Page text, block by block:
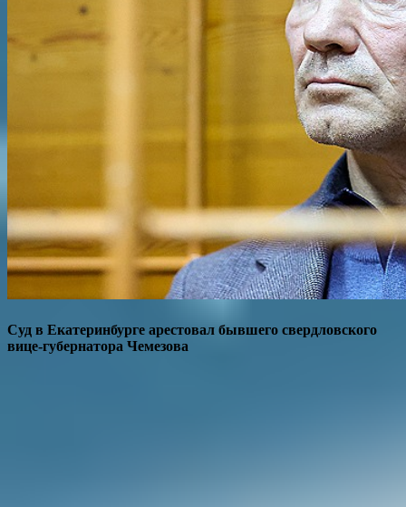
Суд в Екатеринбурге арестовал бывшего свердловского
вице-губернатора Чемезова